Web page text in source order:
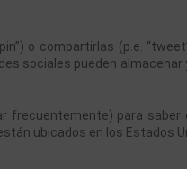
o compartirlas (p.e.
sociales pueden
frecuentemente) para
ubicados en los Estados